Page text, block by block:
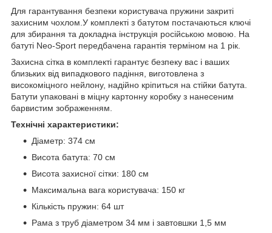
Для гарантування безпеки користувача пружини закриті
захисним чохлом.У комплекті з батутом постачаються ключі
для збирання та докладна інструкція російською мовою. На
батуті Neo-Sport передбачена гарантія терміном на 1 рік.
Захисна сітка в комплекті гарантує безпеку вас і ваших
близьких від випадкового падіння, виготовлена з
високоміцного нейлону, надійно кріпиться на стійки батута.
Батути упаковані в міцну картонну коробку з нанесеним
барвистим зображенням.
Технічні характеристики:
Діаметр: 374 см
Висота батута: 70 см
Висота захисної сітки: 180 см
Максимальна вага користувача: 150 кг
Кількість пружин: 64 шт
Рама з труб діаметром 34 мм і завтовшки 1,5 мм